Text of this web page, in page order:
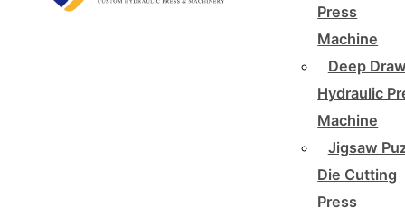
Press
Machine
Deep
Hydraulic
Machine
Jigsaw
Die Cutting
Press